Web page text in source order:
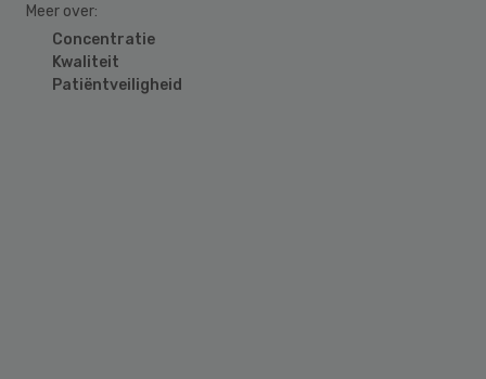
Meer over:
Concentratie
Kwaliteit
Patiëntveiligheid